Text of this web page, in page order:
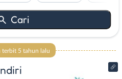
terbit 5 tahun lalu